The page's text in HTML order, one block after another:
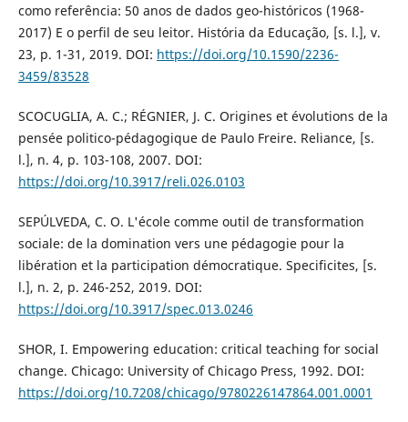
como referência: 50 anos de dados geo-históricos (1968-
2017) E o perfil de seu leitor. História da Educação, [s. l.], v.
23, p. 1-31, 2019. DOI: https://doi.org/10.1590/2236-
3459/83528
SCOCUGLIA, A. C.; RÉGNIER, J. C. Origines et évolutions de la
pensée politico-pédagogique de Paulo Freire. Reliance, [s.
l.], n. 4, p. 103-108, 2007. DOI:
https://doi.org/10.3917/reli.026.0103
SEPÚLVEDA, C. O. L'école comme outil de transformation
sociale: de la domination vers une pédagogie pour la
libération et la participation démocratique. Specificites, [s.
l.], n. 2, p. 246-252, 2019. DOI:
https://doi.org/10.3917/spec.013.0246
SHOR, I. Empowering education: critical teaching for social
change. Chicago: University of Chicago Press, 1992. DOI:
https://doi.org/10.7208/chicago/9780226147864.001.0001